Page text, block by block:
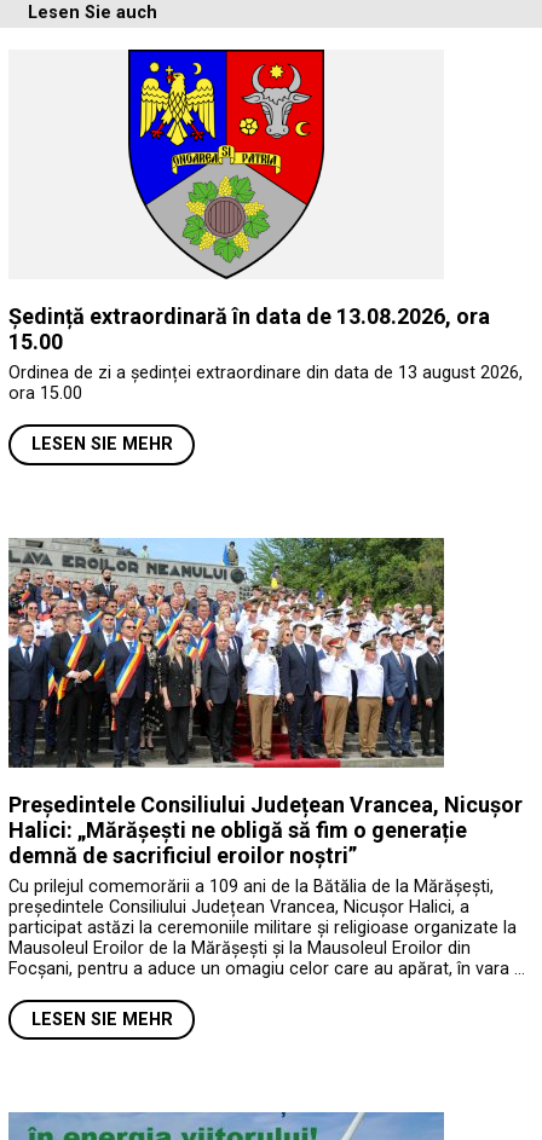
Lesen Sie auch
Ședință extraordinară în data de 13.08.2026, ora
15.00
Ordinea de zi a ședinței extraordinare din data de 13 august 2026,
ora 15.00
LESEN SIE MEHR
Președintele Consiliului Județean Vrancea, Nicușor
Halici: „Mărășești ne obligă să fim o generație
demnă de sacrificiul eroilor noștri”
Cu prilejul comemorării a 109 ani de la Bătălia de la Mărășești,
președintele Consiliului Județean Vrancea, Nicușor Halici, a
participat astăzi la ceremoniile militare și religioase organizate la
Mausoleul Eroilor de la Mărășești și la Mausoleul Eroilor din
Focșani, pentru a aduce un omagiu celor care au apărat, în vara …
LESEN SIE MEHR